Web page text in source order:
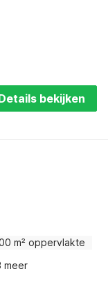
bekijken
m² oppervlakte
meer